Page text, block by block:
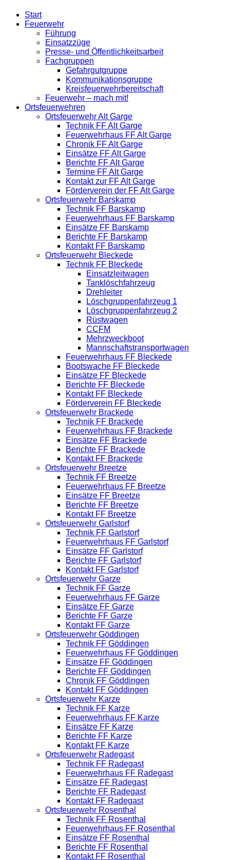
Start
Feuerwehr
Führung
Einsatzzüge
Presse- und Öffentlichkeitsarbeit
Fachgruppen
Gefahrgutgruppe
Kommunikationsgruppe
Kreisfeuerwehrbereitschaft
Feuerwehr – mach mit!
Ortsfeuerwehren
Ortsfeuerwehr Alt Garge
Technik FF Alt Garge
Feuerwehrhaus FF Alt Garge
Chronik FF Alt Garge
Einsätze FF Alt Garge
Berichte FF Alt Garge
Termine FF Alt Garge
Kontakt zur FF Alt Garge
Förderverein der FF Alt Garge
Ortsfeuerwehr Barskamp
Technik FF Barskamp
Feuerwehrhaus FF Barskamp
Einsätze FF Barskamp
Berichte FF Barskamp
Kontakt FF Barskamp
Ortsfeuerwehr Bleckede
Technik FF Bleckede
Einsatzleitwagen
Tanklöschfahrzeug
Drehleiter
Löschgruppenfahrzeug 1
Löschgruppenfahrzeug 2
Rüstwagen
CCFM
Mehrzweckboot
Mannschaftstransportwagen
Feuerwehrhaus FF Bleckede
Bootswache FF Bleckede
Einsätze FF Bleckede
Berichte FF Bleckede
Kontakt FF Bleckede
Förderverein FF Bleckede
Ortsfeuerwehr Brackede
Technik FF Brackede
Feuerwehrhaus FF Brackede
Einsätze FF Brackede
Berichte FF Brackede
Kontakt FF Brackede
Ortsfeuerwehr Breetze
Technik FF Breetze
Feuerwehrhaus FF Breetze
Einsätze FF Breetze
Berichte FF Breetze
Kontakt FF Breetze
Ortsfeuerwehr Garlstorf
Technik FF Garlstorf
Feuerwehrhaus FF Garlstorf
Einsätze FF Garlstorf
Berichte FF Garlstorf
Kontakt FF Garlstorf
Ortsfeuerwehr Garze
Technik FF Garze
Feuerwehrhaus FF Garze
Einsätze FF Garze
Berichte FF Garze
Kontakt FF Garze
Ortsfeuerwehr Göddingen
Technik FF Göddingen
Feuerwehrhaus FF Göddingen
Einsätze FF Göddingen
Berichte FF Göddingen
Chronik FF Göddingen
Kontakt FF Göddingen
Ortsfeuerwehr Karze
Technik FF Karze
Feuerwehrhaus FF Karze
Einsätze FF Karze
Berichte FF Karze
Kontakt FF Karze
Ortsfeuerwehr Radegast
Technik FF Radegast
Feuerwehrhaus FF Radegast
Einsätze FF Radegast
Berichte FF Radegast
Kontakt FF Radegast
Ortsfeuerwehr Rosenthal
Technik FF Rosenthal
Feuerwehrhaus FF Rosenthal
Einsätze FF Rosenthal
Berichte FF Rosenthal
Kontakt FF Rosenthal